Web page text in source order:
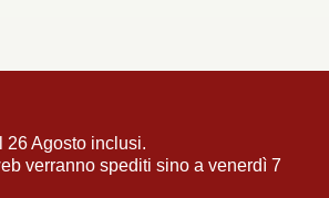
26 Agosto inclusi.
verranno spediti sino a venerdì 7